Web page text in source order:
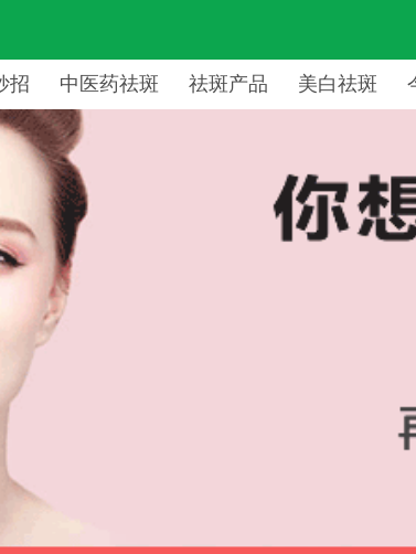
招 中医药祛斑 祛斑产品 美白祛斑